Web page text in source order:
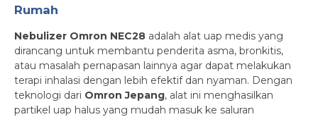
Rumah
Nebulizer Omron NEC28 adalah alat uap medis yang
dirancang untuk membantu penderita asma, bronkitis,
atau masalah pernapasan lainnya agar dapat melakukan
terapi inhalasi dengan lebih efektif dan nyaman. Dengan
teknologi dari Omron Jepang, alat ini menghasilkan
partikel uap halus yang mudah masuk ke saluran